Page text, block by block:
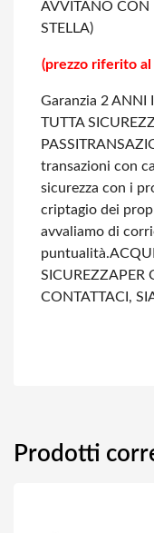
AVVITANO CON
STELLA)
(prezzo riferito
Garanzia 2 ANNI
TUTTA
PASSI
transazioni con
sicurezza con i
criptagio dei
avvaliamo di
puntualità.
SICUREZZAPER
CONTATTACI,
Prodotti